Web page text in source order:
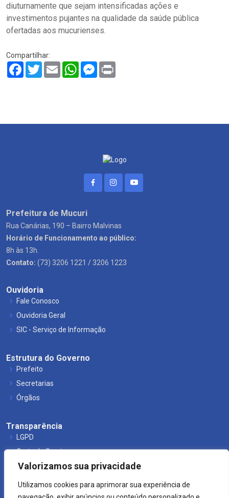
Valorizamos sua privacidade
Utilizamos cookies para aprimorar sua experiência de
diuturnamente que sejam intensificadas ações e
investimentos pujantes na qualidade da saúde pública
ofertadas aos mucurienses.
Compartilhar:
Facebook
TwitterEmail WhatsAppMessenger
Prefeitura de Mucuri
Rua Canárias, 190 – Bairro Malvinas
Horário de Funcionamento ao público:
8h às 13h.
Contato: (73) 3206 1221 / 3206 1223
Ouvidoria
Fale Conosco
Ouvidoria Geral
SIC - Serviço de Informação
Estrutura do Governo
Prefeito
Secretarias
Órgãos
Transparência
LGPD
Carta de Serviços
Leis Municipais